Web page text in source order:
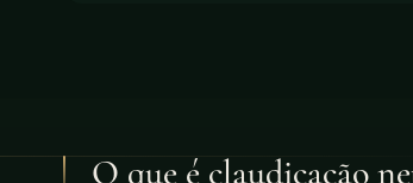
O que é claudicação